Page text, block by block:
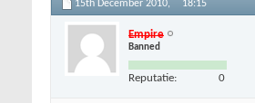
15th December 2010, 18:15
Empire
Banned
Reputatie: 0